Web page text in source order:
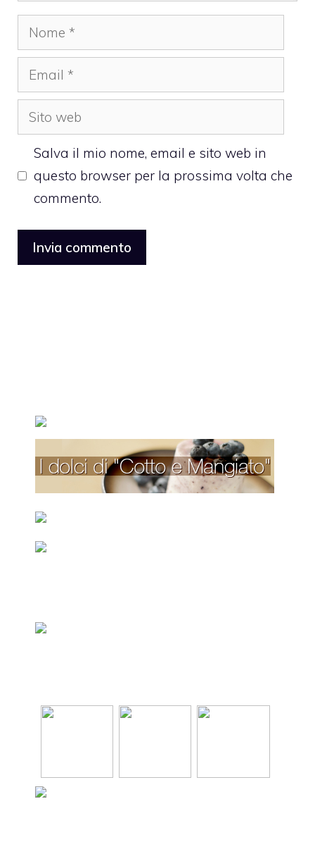
Nome
Email
Sito
web
Salva il mio nome, email e sito web in
questo browser per la prossima volta che
commento.